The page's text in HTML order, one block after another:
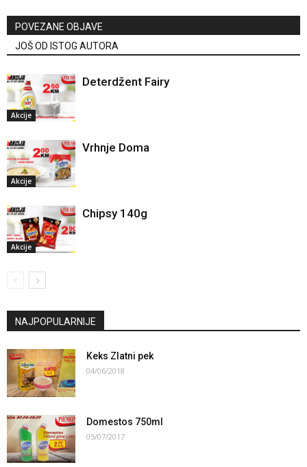
POVEZANE OBJAVE
JOŠ OD ISTOG AUTORA
Akcije
Deterdžent Fairy
Akcije
Vrhnje Doma
Akcije
Chipsy 140g
NAJPOPULARNIJE
Keks Zlatni pek
04/06/2018
Domestos 750ml
05/07/2017